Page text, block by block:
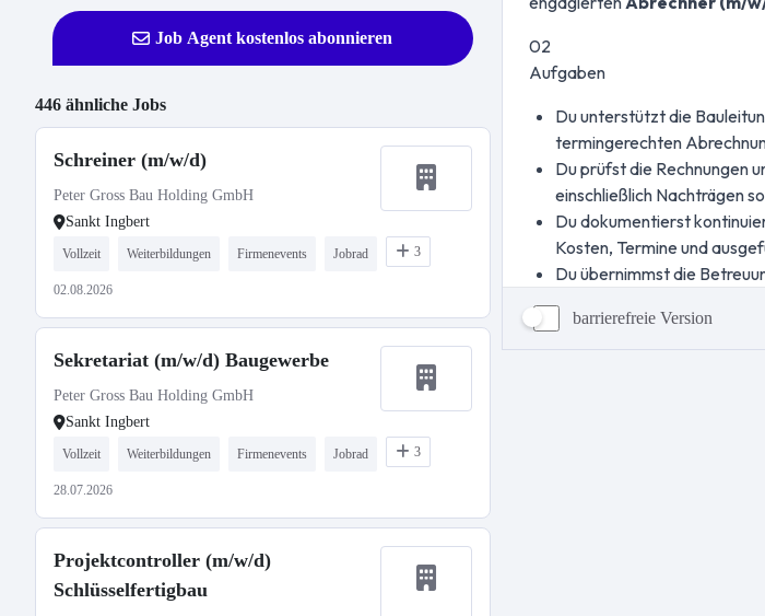
Job Agent kostenlos abonnieren
446 ähnliche Jobs
Schreiner (m/w/d)
Peter Gross Bau Holding GmbH
Sankt Ingbert
Vollzeit Weiterbildungen Firmenevents Jobrad 3
02.08.2026
Sekretariat (m/w/d) Baugewerbe
Peter Gross Bau Holding GmbH
Sankt Ingbert
Vollzeit Weiterbildungen Firmenevents Jobrad 3
28.07.2026
Projektcontroller (m/w/d)
Schlüsselfertigbau
barrierefreie Version